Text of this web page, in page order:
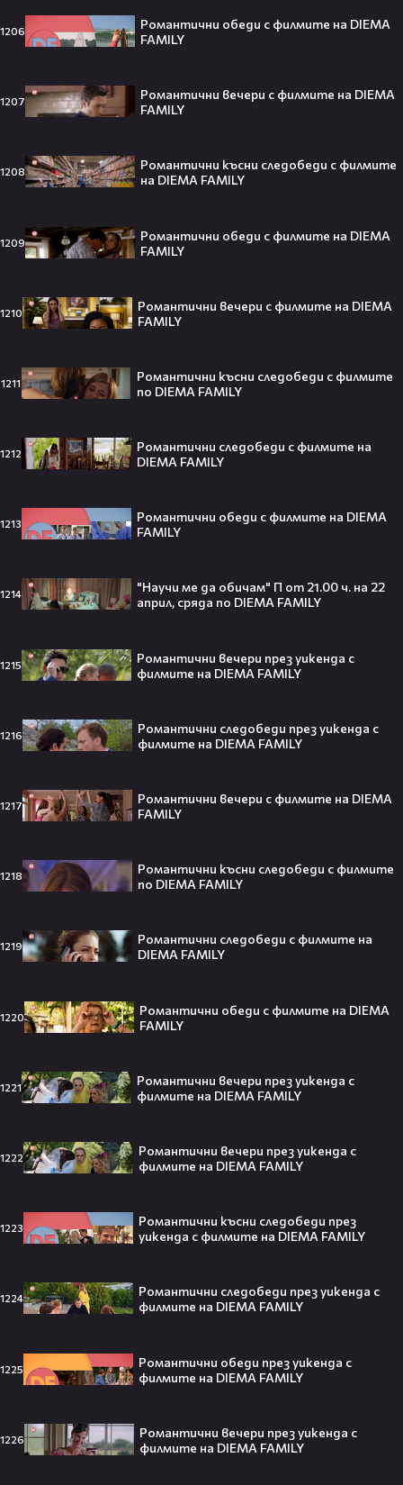
1206
Романтични обеди с филмите на DIEMA
FAMILY
1207
Романтични вечери с филмите на DIEMA
FAMILY
1208
Романтични късни следобеди с филмите
на DIEMA FAMILY
1209
Романтични обеди с филмите на DIEMA
FAMILY
1210
Романтични вечери с филмите на DIEMA
FAMILY
1211
Романтични късни следобеди с филмите
по DIEMA FAMILY
1212
Романтични следобеди с филмите на
DIEMA FAMILY
1213
Романтични обеди с филмите на DIEMA
FAMILY
1214
"Научи ме да обичам" П от 21.00 ч. на 22
април, сряда по DIEMA FAMILY
1215
Романтични вечери през уикенда с
филмите на DIEMA FAMILY
1216
Романтични следобеди през уикенда с
филмите на DIEMA FAMILY
1217
Романтични вечери с филмите на DIEMA
FAMILY
1218
Романтични късни следобеди с филмите
по DIEMA FAMILY
1219
Романтични следобеди с филмите на
DIEMA FAMILY
1220
Романтични обеди с филмите на DIEMA
FAMILY
1221
Романтични вечери през уикенда с
филмите на DIEMA FAMILY
1222
Романтични вечери през уикенда с
филмите на DIEMA FAMILY
1223
Романтични късни следобеди през
уикенда с филмите на DIEMA FAMILY
1224
Романтични следобеди през уикенда с
филмите на DIEMA FAMILY
1225
Романтични обеди през уикенда с
филмите на DIEMA FAMILY
1226
Романтични вечери през уикенда с
филмите на DIEMA FAMILY
четворка? Майлс Телър
проговаря десетилетие по-късно
си ден: Как момичето от „Disney“
се превърна в световна икона🤩🎂
„Ако ги имаш, провалът е
гарантиран“🧐💥
Изследовател на НЛО: "САЩ
Трагедия разтърси Холивуд:
Ламин Ямал: Момчето, което
покори света на 19 — историята
Защо Ахил липсва от „Одисей“ на
Кристофър Нолън? Най-
Theo в The Voice Cast: "Правен съм
в дискотека!" 👀💥
Paramount и Warner Bros. за 110
милиарда долара!😯💥
интернет❤️‍🔥🔥
сделката, която разтърси целия
интернет🤑💥
„Game of Thrones“ най-накрая